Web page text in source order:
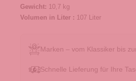
Gewicht: 10,7 kg
Volumen in Liter : 107 Liter
Marken – vom Klassiker bis
Schnelle Lieferung für Ihre